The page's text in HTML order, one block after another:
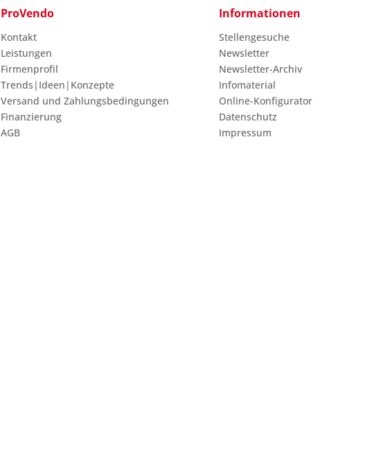
ProVendo
Kontakt
Leistungen
Firmenprofil
Trends|Ideen|Konzepte
Versand und Zahlungsbedingungen
Finanzierung
AGB
Informationen
Stellengesuche
Newsletter
Newsletter-Archiv
Infomaterial
Online-Konfigurator
Datenschutz
Impressum